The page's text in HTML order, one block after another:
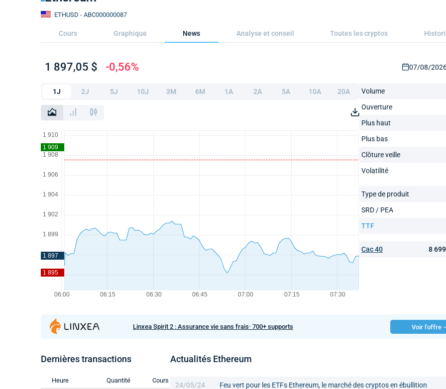
ETHUSD - ABC000000087
Cours Graphique News Analyse et conseil Toutes les cryptos
1 897,05 $ -0,56% 07/08/2026
1J 2J 5J 10J 3M 6M 1A 2A 5A 10A 20A Volume
Ouverture
Plus haut
Plus bas
Clôture veille
Volatilité
Type de produit
SRD / PEA
TTF
Cac 40 8
Linxea Spirit 2 : Assurance vie sans frais· 700+ supports Voir l'offre
Dernières transactions
Heure Quantité Cours
Actualités Ethereum
24/05/24 Feu vert pour les ETFs Ethereum, le marché des cryptos en ébullition